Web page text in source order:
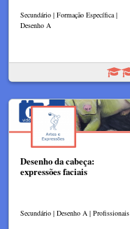
Secundário | Formação Específica |
Desenho A
Desenho da cabeça:
expressões faciais
Secundário | Desenho A | Profissionais